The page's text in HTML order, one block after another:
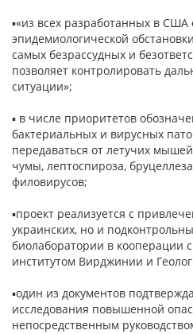
▪«из всех разработанных в США
эпидемиологической
самых безрассудных и
позволяет контролировать
ситуации»;
▪ в числе приоритетов
бактериальных и вирусных
передаваться от летучих
чумы, лептоспироза,
филовирусов;
▪проект реализуется с
украинских, но и
биолаборатории в кооперации
институтом Вирджинии и
▪один из документов
исследования повышенной
непосредственным